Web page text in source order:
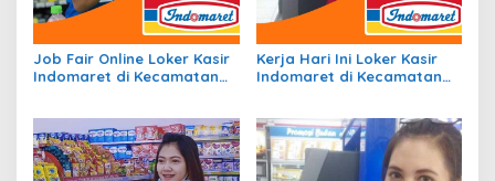
Job Fair Online Loker Kasir
Indomaret di Kecamatan
Kerja Hari Ini Loker Kasir
Indomaret di Kecamatan
2026